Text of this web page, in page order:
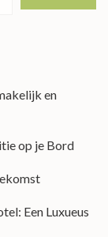
en
op je Bord
Een Luxueus